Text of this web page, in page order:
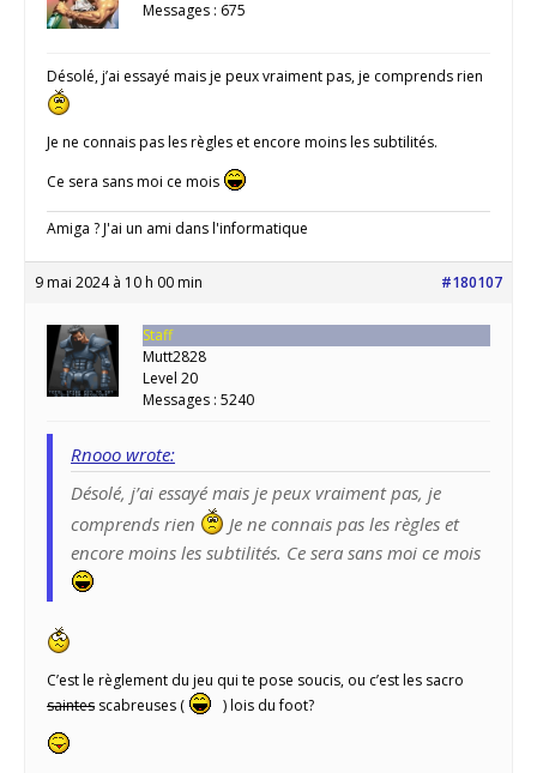
Messages : 675
Désolé, j’ai essayé mais je peux vraiment pas, je comprends rien
Je ne connais pas les règles et encore moins les subtilités.
Ce sera sans moi ce mois
Amiga ? J'ai un ami dans l'informatique
9 mai 2024 à 10 h 00 min #180107
Staff
Mutt2828
Level 20
Messages : 5240
Rnooo wrote:
Désolé, j’ai essayé mais je peux vraiment pas, je
comprends rien
Je ne connais pas les règles et
encore moins les subtilités. Ce sera sans moi ce mois
C’est le règlement du jeu qui te pose soucis, ou c’est les sacro
saintes scabreuses ( ) lois du foot?